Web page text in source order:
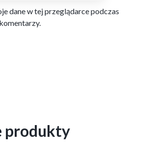
dane w tej przeglądarce podczas
produkty